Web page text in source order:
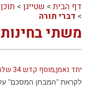
דף הבית > שטייגן > תוכן
> דברי תורה
משתי בחינות
יתד נאמן,מוסף קדש 34 שלח סיון תשס"ד עמ'